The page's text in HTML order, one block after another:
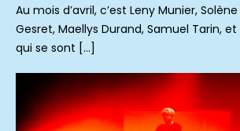
Au mois d’avril, c’est Leny Munier,
Gesret, Maellys Durand, Samuel Tarin,
qui se sont […]